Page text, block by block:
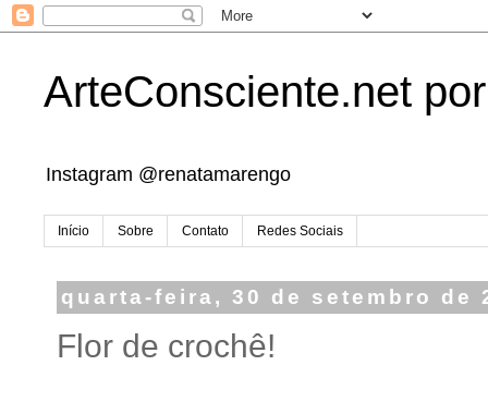
ArteConsciente.net
Instagram @renatamarengo
Início Sobre Contato Redes Sociais
quarta-feira, 30 de setembro de
Flor de crochê!